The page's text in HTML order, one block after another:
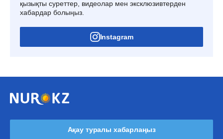
қызықты суреттер, видеолар мен эксклюзивтерден
хабардар болыңыз.
Instagram
Ақау туралы хабарлаңыз